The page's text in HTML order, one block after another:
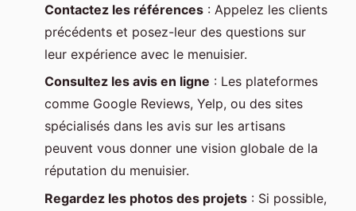
Contactez les références : Appelez les clients
précédents et posez-leur des questions sur
leur expérience avec le menuisier.
Consultez les avis en ligne : Les plateformes
comme Google Reviews, Yelp, ou des sites
spécialisés dans les avis sur les artisans
peuvent vous donner une vision globale de la
réputation du menuisier.
Regardez les photos des projets : Si possible,